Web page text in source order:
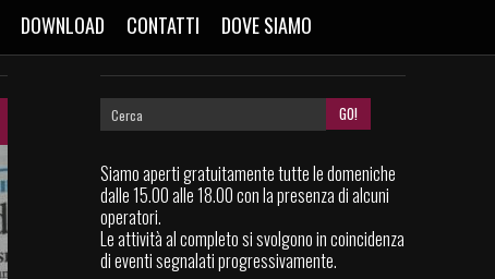
DOWNLOAD CONTATTI DOVE SIAMO
Siamo aperti gratuitamente tutte le domeniche
dalle 15.00 alle 18.00 con la presenza di alcuni
operatori.
Le attività al completo si svolgono in coincidenza
di eventi segnalati progressivamente.